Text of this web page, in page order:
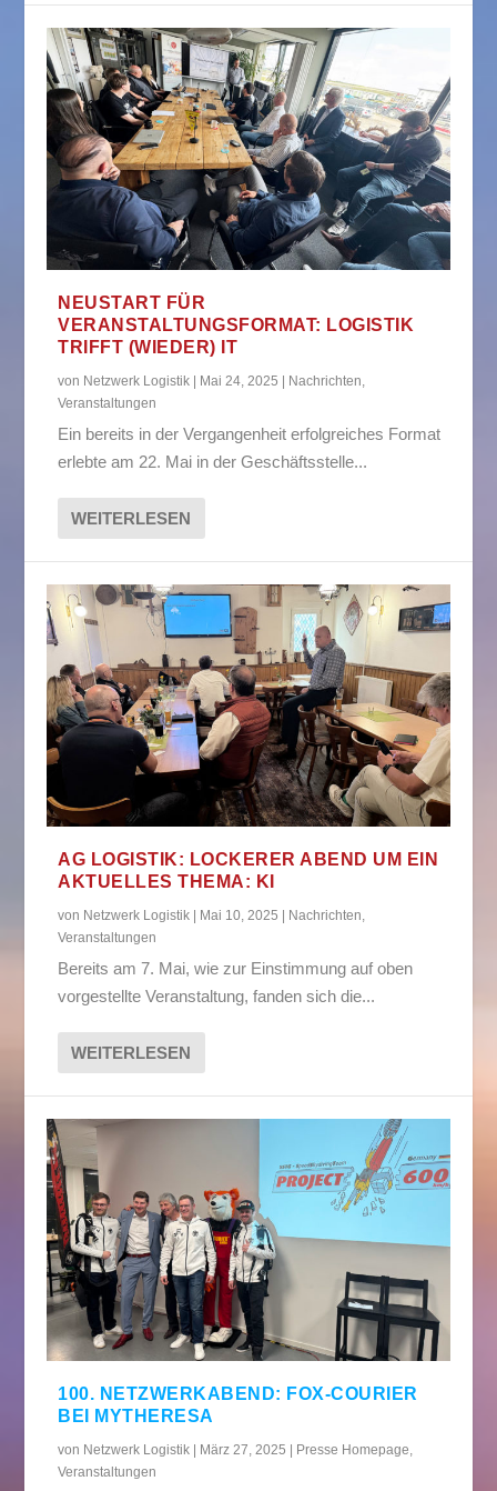
NEUSTART FÜR
VERANSTALTUNGSFORMAT: LOGISTIK
TRIFFT (WIEDER) IT
von Netzwerk Logistik Mai 24, 2025 Nachrichten,
Veranstaltungen
Ein bereits in der Vergangenheit erfolgreiches Format
erlebte am 22. Mai in der Geschäftsstelle...
WEITERLESEN
AG LOGISTIK: LOCKERER ABEND UM EIN
AKTUELLES THEMA: KI
von Netzwerk Logistik | Mai 10, 2025 | Nachrichten,
Veranstaltungen
Bereits am 7. Mai, wie zur Einstimmung auf oben
vorgestellte Veranstaltung, fanden sich die...
WEITERLESEN
100. NETZWERKABEND: FOX-COURIER
BEI MYTHERESA
von Netzwerk Logistik | März 27, 2025 | Presse Homepage
Veranstaltungen